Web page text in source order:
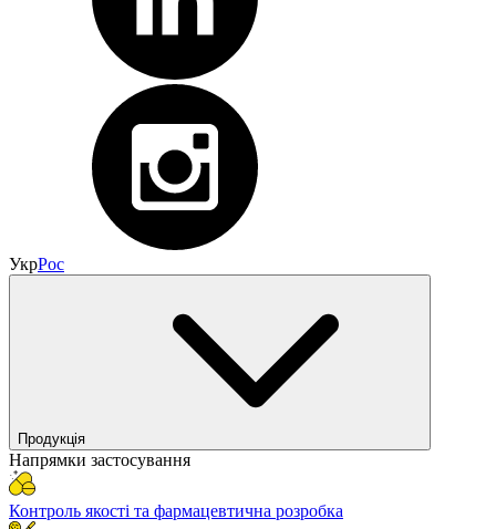
УкрРос
Продукція
Напрямки застосування
Контроль якості та фармацевтична розробка